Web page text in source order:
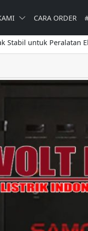
CARA ORDER
Stabil untuk Peralatan